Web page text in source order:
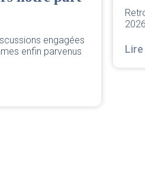
rendu du CSE de juillet